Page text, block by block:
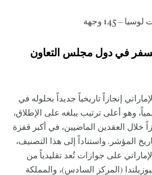
في دول مجلس التعاون
إنجازاً تاريخياً جديداً بحلوله في
وهو أعلى ترتيب يبلغه على الإطلاق،
تقدّم 57 مركزاً خلال العقدين الماضيين، في أكبر قفزة
المؤشر. واستناداً إلى هذا التصنيف،
على جوازات تُعد تقليدياً من
(المركز السادس)، والمملكة